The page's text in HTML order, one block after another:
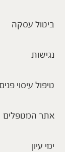
ביטול עסקה
נגישות
טיפול עיסוי פנים
אתר המטפלים
ימי עיון